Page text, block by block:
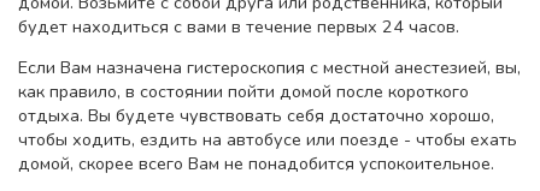
будет находиться с вами в течение первых 24 часов.
Если Вам назначена гистероскопия с местной анестезией, вы,
как правило, в состоянии пойти домой после короткого
отдыха. Вы будете чувствовать себя достаточно хорошо,
чтобы ходить, ездить на автобусе или поезде - чтобы ехать
домой, скорее всего Вам не понадобится успокоительное.